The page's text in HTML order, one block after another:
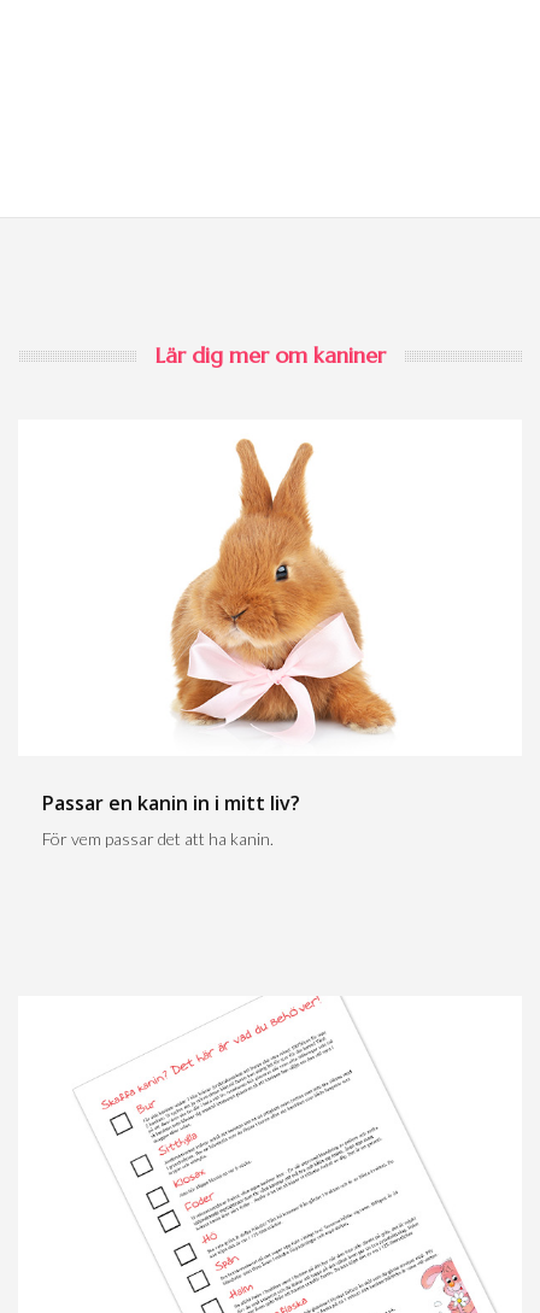
Lär dig mer om kaniner
Passar en kanin in i mitt liv?
För vem passar det att ha kanin.